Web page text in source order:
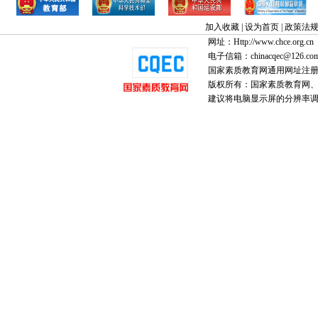
中国教育
加入收藏| 设为首页| 政策法规
网址：Http://www.chce.org.cn
电子信箱：
国家素质教育网通用网址注
版权所有：国家素质教育网
建议将电脑显示屏的分辨率